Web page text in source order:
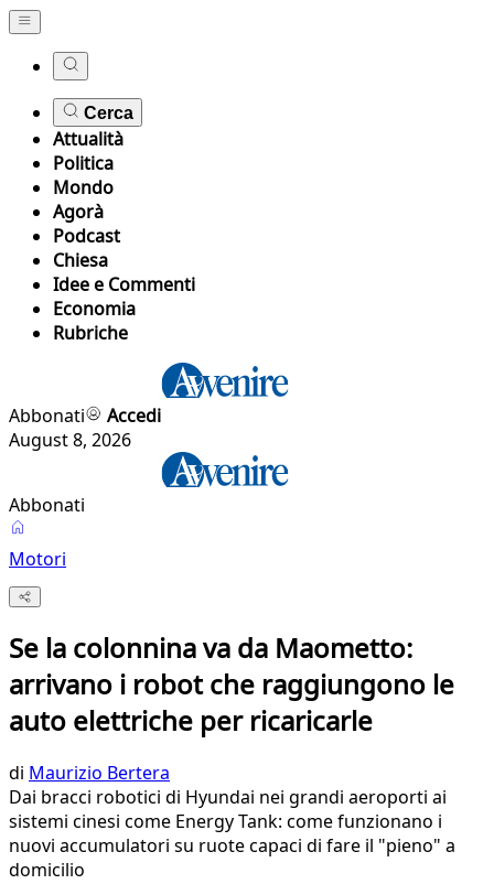
Cerca
Attualità
Politica
Mondo
Agorà
Podcast
Chiesa
Idee e Commenti
Economia
Rubriche
Abbonati
Accedi
August 8, 2026
Abbonati
Motori
Se la colonnina va da Maometto:
arrivano i robot che raggiungono le
auto elettriche per ricaricarle
di Maurizio Bertera
Dai bracci robotici di Hyundai nei grandi aeroporti ai
sistemi cinesi come Energy Tank: come funzionano i
nuovi accumulatori su ruote capaci di fare il "pieno" a
domicilio